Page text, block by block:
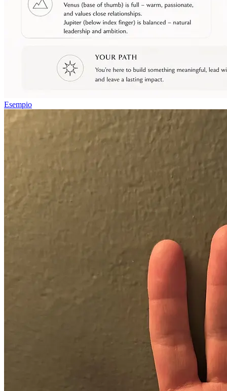
Esempio